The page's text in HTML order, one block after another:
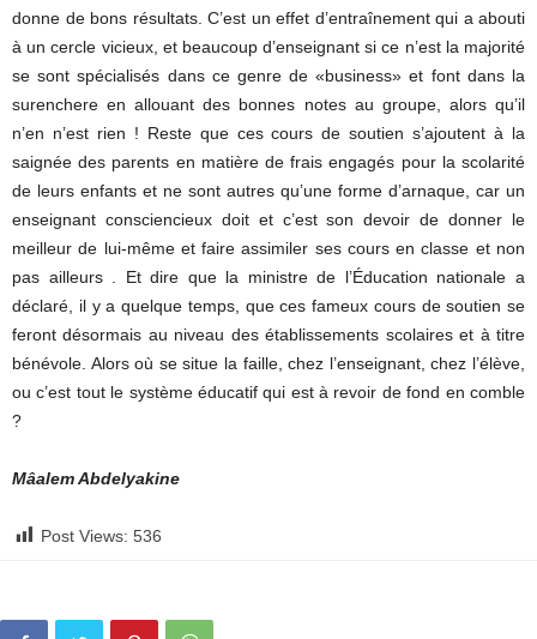
donne de bons résultats. C’est un effet d’entraînement qui a abouti
à un cercle vicieux, et beaucoup d’enseignant si ce n’est la majorité
se sont spécialisés dans ce genre de «business» et font dans la
surenchere en allouant des bonnes notes au groupe, alors qu’il
n’en n’est rien ! Reste que ces cours de soutien s’ajoutent à la
saignée des parents en matière de frais engagés pour la scolarité
de leurs enfants et ne sont autres qu’une forme d’arnaque, car un
enseignant consciencieux doit et c’est son devoir de donner le
meilleur de lui-même et faire assimiler ses cours en classe et non
pas ailleurs . Et dire que la ministre de l’Éducation nationale a
déclaré, il y a quelque temps, que ces fameux cours de soutien se
feront désormais au niveau des établissements scolaires et à titre
bénévole. Alors où se situe la faille, chez l’enseignant, chez l’élève,
ou c’est tout le système éducatif qui est à revoir de fond en comble
?
Mâalem Abdelyakine
Post Views: 536